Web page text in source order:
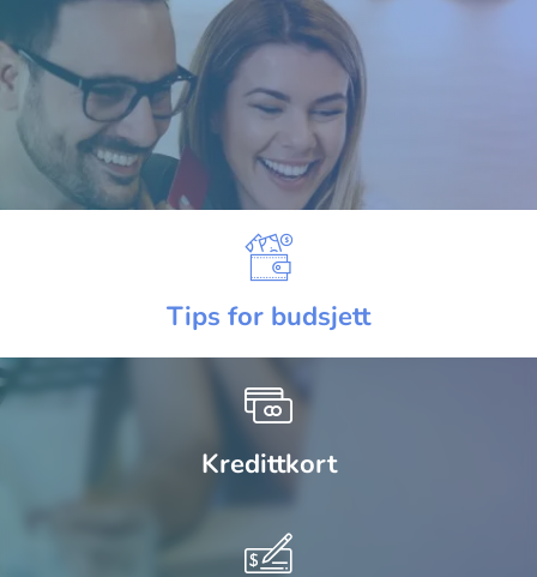
Tips for budsjett
Kredittkort